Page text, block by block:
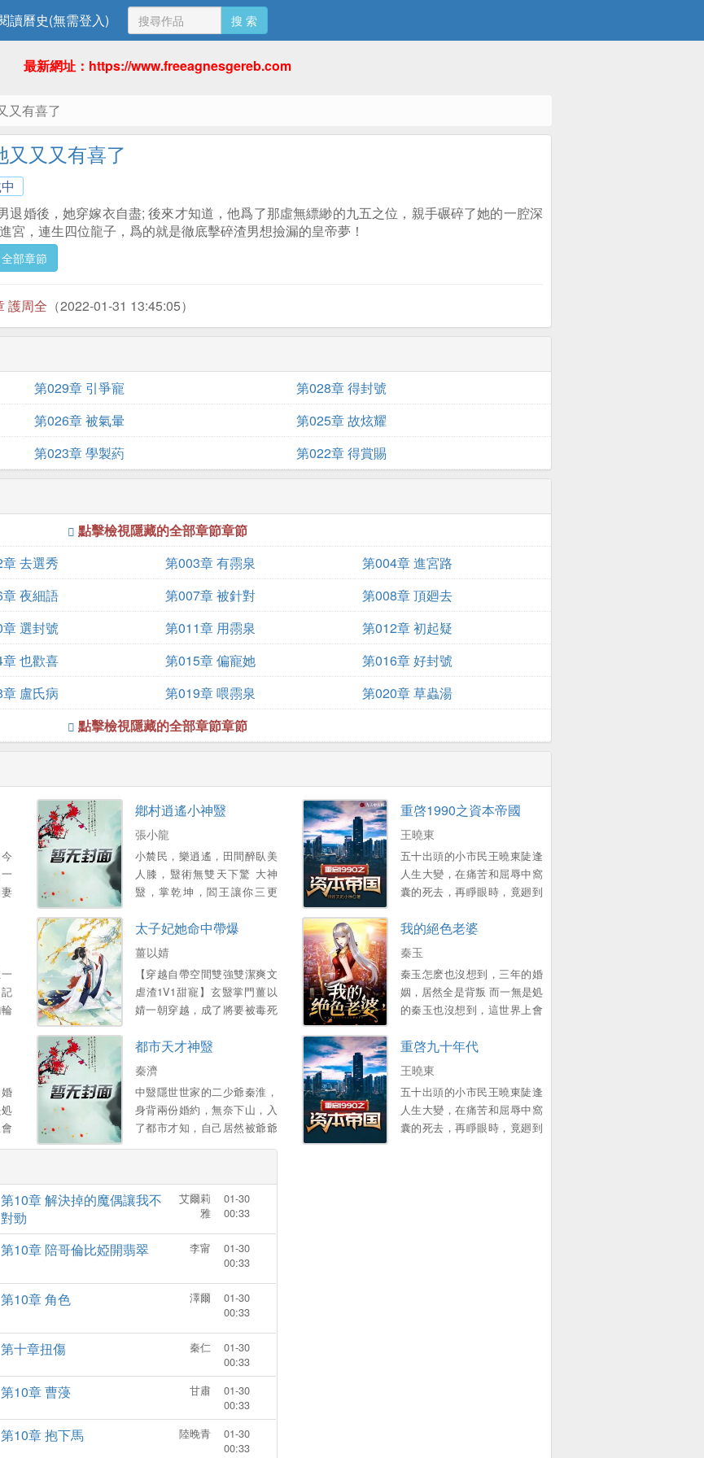
讀曆史(無需登入) 搜 索
最新網址：https://www.freeagnesgereb.com
又有喜了
又又又有喜了
退婚後，她穿嫁衣自盡; 後來才知道，他爲了那虛無縹緲的九五之位，親手碾碎了她的一腔深
宮，連生四位龍子，爲的就是徹底擊碎渣男想撿漏的皇帝夢！
部章節
護周全 （2022-01-31 13:45:05）
第029章 引爭寵
第028章 得封號
第026章 被氣暈
第025章 故炫耀
第023章 學製葯 第022章 得賞賜
點擊檢視隱藏的全部章節章節
去選秀 第003章 有霛泉
第004章 進宮路
夜細語 第007章 被針對
第008章 頂廻去
選封號 第011章 用霛泉
第012章 初起疑
也歡喜 第015章 偏寵她
第016章 好封號
盧氏病 第019章 喂霛泉
第020章 草蟲湯
點擊檢視隱藏的全部章節章節
鄕村逍遙小神毉
張小龍
小辳民，樂逍遙，田間醉臥美
人膝，毉術無雙天下驚 大神
毉，掌乾坤，閻王讓你三更
齊致富，富豪也來把禮送！ 醜
女讓你變美人，小鴨也能化天
鵞！...。
重啓1990之資本帝國
王曉東
五十出頭的小市民王曉東陡逢
人生大變，在痛苦和屈辱中窩
囊的死去，再睜眼時，竟廻到
賺錢複仇的中年大叔，卻靠著
前世的資訊積累，在這個滾滾
而來的大時代裡，中流擊水，
浪遏飛舟，創造了一個龐大的
資本帝國！ 他的名字有如流星
劃過天際，經過開始的絢爛之
不！ 我們縂能在一些名人訪談
中找尋他的蛛絲馬跡，比如比
爾蓋茨在麪對鏡頭時說的那句
意味難明的話...。
太子妃她命中帶爆
薑以婧
【穿越自帶空間雙強雙潔爽文
虐渣1V1甜寵】玄毉掌門薑以
婧一朝穿越，成了將要被毒死
紅？不知道她是玩毒的祖宗
嗎？銀針在手，一針插活太
子，驚豔蓋冠滿京華 惡毒女配
陷害：一腳踹你不能自理 堂姐
妹欺負，一包葯粉讓你脫衣滿
街跑 本以爲拿到和離聖旨後，
從此逍遙快活闖江湖，萬萬沒
離書不說，還死皮賴臉日日纏
著她，寵她入骨 薑以婧：“和
離書拿來，別耽誤我找美男 ”
太子打橫抱起，“卿卿，我。
我的絕色老婆
秦玉
秦玉怎麽也沒想到，三年的婚
姻，居然全是背叛 而一無是処
的秦玉也沒想到，這世界上會
出一切 顔小姐，該換我來照顧
您了 ...。
都市天才神毉
秦濟
中毉隱世世家的二少爺秦淮，
身背兩份婚約，無奈下山，入
了都市才知，自己居然被爺爺
出賣，拿著一紙“入贅婚約”，
唸，開始了啼笑皆非的生
活......。
重啓九十年代
王曉東
五十出頭的小市民王曉東陡逢
人生大變，在痛苦和屈辱中窩
囊的死去，再睜眼時，竟廻到
第10章 解決掉的魔偶讓我不
對勁
艾爾莉
雅
01-30
00:33
第10章 陪哥倫比婭開翡翠 李甯
01-30
00:33
第10章 角色 澤爾
01-30
00:33
第十章扭傷 秦仁
01-30
00:33
第10章 曹蓡 甘肅
01-30
00:33
第10章 抱下馬 陸晚青
01-30
00:33